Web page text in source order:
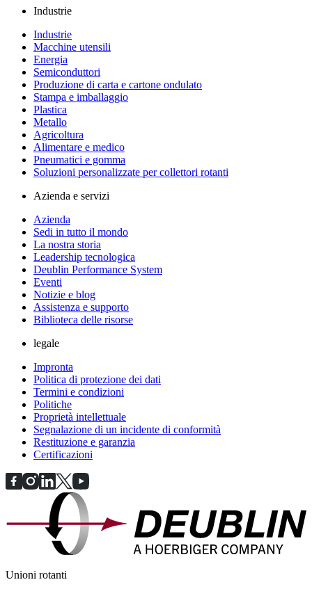
Industrie
Industrie
Macchine utensili
Energia
Semiconduttori
Produzione di carta e cartone ondulato
Stampa e imballaggio
Plastica
Metallo
Agricoltura
Alimentare e medico
Pneumatici e gomma
Soluzioni personalizzate per collettori rotanti
Azienda e servizi
Azienda
Sedi in tutto il mondo
La nostra storia
Leadership tecnologica
Deublin Performance System
Eventi
Notizie e blog
Assistenza e supporto
Biblioteca delle risorse
legale
Impronta
Politica di protezione dei dati
Termini e condizioni
Politiche
Proprietà intellettuale
Segnalazione di un incidente di conformità
Restituzione e garanzia
Certificazioni
Unioni rotanti